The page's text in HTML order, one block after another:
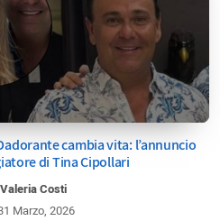
cambia vita: l’annuncio
di Tina Cipollari
Valeria Costi
Marzo, 2026